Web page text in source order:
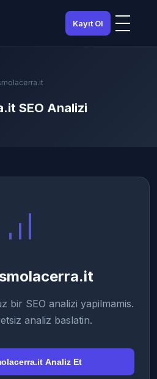
Kayıt Ol
SEO Analizi
bir SEO analizi yapilmamis.
analiz baslatin.
Analiz Et